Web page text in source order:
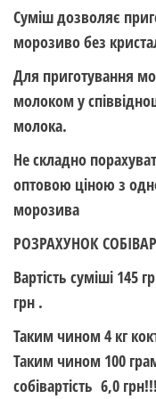
Суміш дозволяє
морозиво без
Для приготування
молоком у
молока.
Не складно
оптовою ціною з
морозива
РОЗРАХУНОК
Вартість суміші 145
грн .
Таким чином 4 кг
Таким чином 100
собівартість 6,0 грн